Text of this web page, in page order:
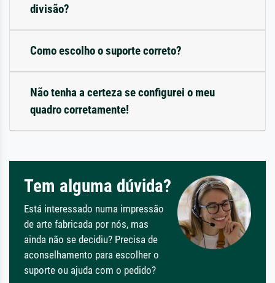
divisão?
Como escolho o suporte correto?
Não tenha a certeza se configurei o meu
quadro corretamente!
Tem alguma dúvida?
Está interessado numa impressão
de arte fabricada por nós, mas
ainda não se decidiu? Precisa de
aconselhamento para escolher o
suporte ou ajuda com o pedido?